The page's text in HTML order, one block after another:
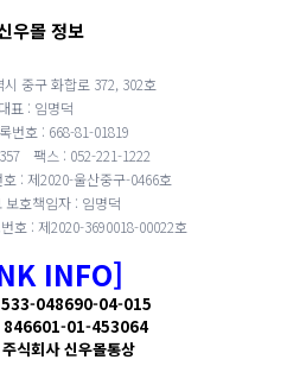
우몰 정보
중구 화합로 372, 302호
대표 : 임명덕
번호 : 668-81-01819
팩스 : 052-221-1222
: 제2020-울산중구-0466호
보호책임자 : 임명덕
호 : 제2020-3690018-00022호
INFO]
533-048690-04-015
846601-01-453064
식회사 신우몰통상